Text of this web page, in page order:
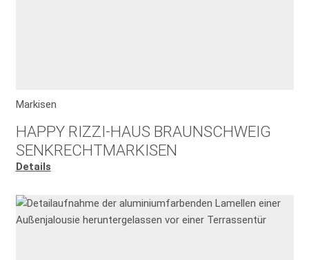
Markisen
HAPPY RIZZI-HAUS BRAUNSCHWEIG
SENKRECHTMARKISEN
Details